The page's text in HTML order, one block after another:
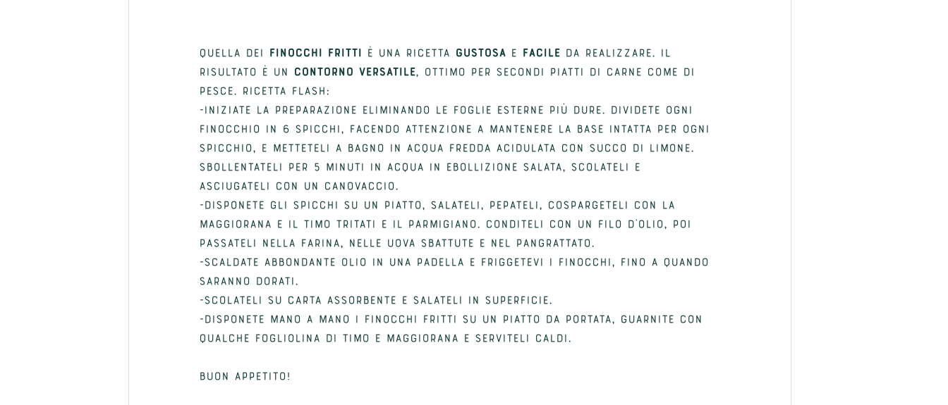
Quella dei finocchi fritti è una ricetta gustosa e facile da realizzare. Il
risultato è un
contorno versatile , ottimo per secondi piatti di carne come di
pesce. ricetta flash:
-Iniziate la preparazione eliminando le foglie esterne più dure. Dividete ogni
finocchio in 6 spicchi, facendo attenzione a mantenere la base intatta per ogni
spicchio, e metteteli a bagno in acqua fredda acidulata con succo di limone.
Sbollentateli per 5 minuti in acqua in ebollizione salata, scolateli e
asciugateli con un canovaccio.
-Disponete gli spicchi su un piatto, salateli, pepateli, cospargeteli con la
maggiorana e il timo tritati e il parmigiano. Conditeli con un filo d’olio, poi
passateli nella farina, nelle uova sbattute e nel pangrattato.
-Scaldate abbondante olio in una padella e friggetevi i finocchi, fino a quando
saranno dorati.
-Scolateli su carta assorbente e salateli in superficie.
-Disponete mano a mano i finocchi fritti su un piatto da portata, guarnite con
qualche fogliolina di timo e maggiorana e serviteli caldi.
BUON APPETITO!